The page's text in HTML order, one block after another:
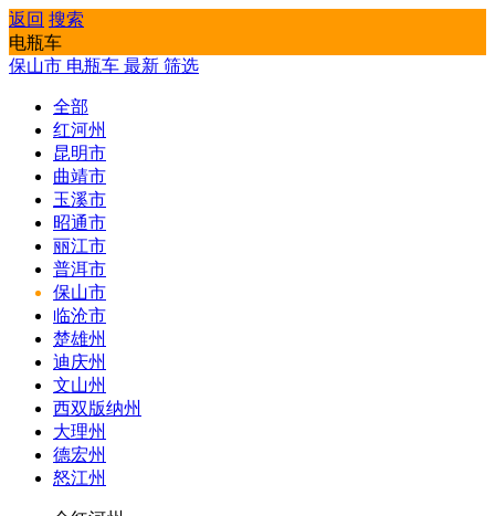
返回 搜索
电瓶车
保山市 电瓶车 最新 筛选
全部
红河州
昆明市
曲靖市
玉溪市
昭通市
丽江市
普洱市
保山市
临沧市
楚雄州
迪庆州
文山州
西双版纳州
大理州
德宏州
怒江州